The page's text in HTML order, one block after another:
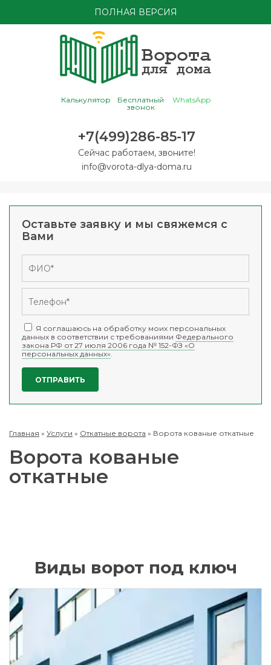
ПОЛНАЯ ВЕРСИЯ
Калькулятор
Бесплатный
звонок
WhatsApp
+7(499)286-85-17
Сейчас работаем, звоните!
info@vorota-dlya-doma.ru
Оставьте заявку и мы свяжемся с
Вами
Я соглашаюсь на обработку моих персональных
данных в соответствии с требованиями Федерального
закона РФ от 27 июля 2006 года № 152-ФЗ «О
персональных данных».
Главная » Услуги » Откатные ворота » Ворота кованые откатные
Ворота кованые
откатные
Виды ворот под ключ